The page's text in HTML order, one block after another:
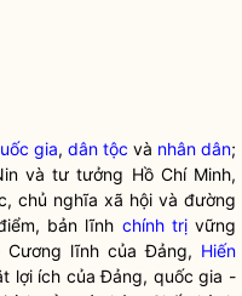
gia, dân tộc và nhân dân;
và tư tưởng Hồ Chí Minh,
, chủ nghĩa xã hội và đường
bản lĩnh chính trịvững
lĩnh của Đảng, Hiến
lợi ích của Đảng, quốc gia -